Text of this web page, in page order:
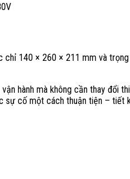
chỉ 140 × 260 × 211 mm và
hành mà không cần thay đổi
sự cố một cách thuận tiện – tiết